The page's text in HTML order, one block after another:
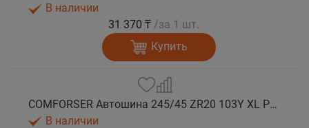
В наличии
31 370 ₸ /за 1 шт.
Купить
COMFORSER Автошина 245/45 ZR20 103Y XL PURESPEED лето
В наличии